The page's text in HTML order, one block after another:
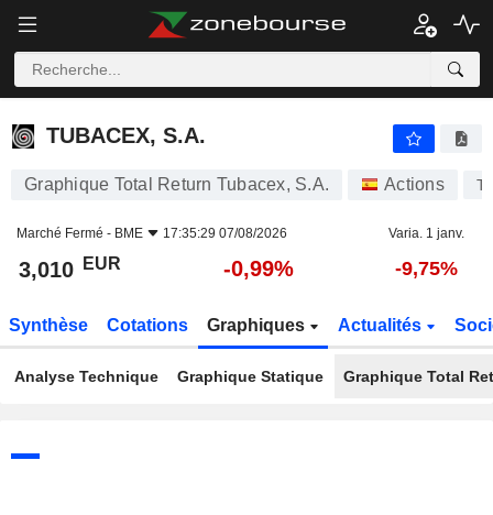
TUBACEX, S.A.
TUBACEX, S.A.
Graphique Total Return Tubacex, S.A. Actions
Marché Fermé - BME 17:35:29 07/08/2026 Varia. 1 janv.
3,010 EUR -0,99% -9,75%
Synthèse Cotations Graphiques Actualités
Analyse Technique Graphique Statique Graphique Total